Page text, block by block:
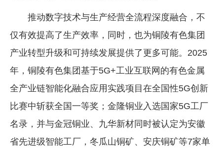
推动数字技术与生产经营全流程深度融合，不
仅有效提高了生产效率，同时，也为铜陵有色集团
产业转型升级和可持续发展提供了更多可能。2025
年，铜陵有色集团基于5G+工业互联网的有色金属
全产业链智能化融合应用实践项目在全国性5G创新
比赛中斩获全国一等奖；金隆铜业入选国家5G工厂
名录，并与金冠铜业、九华新材同时被认定为安徽
省先进级智能工厂，冬瓜山铜矿、安庆铜矿等7家单